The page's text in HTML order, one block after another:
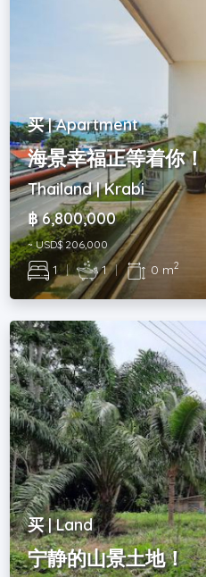
买 | Apartment
海景幸福正等着你！
Thailand | Krabi
฿ 6,800,000
~ USD$ 206,000
1 | 1 | 0 m2
买 | Land
宁静的山景土地！